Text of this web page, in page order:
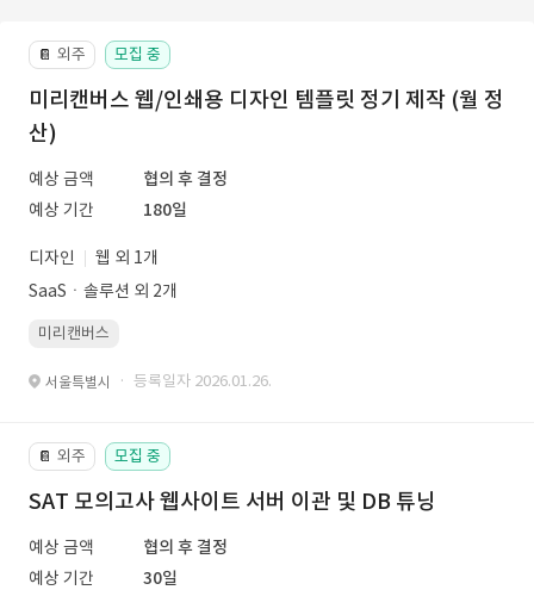
📔 외주 모집 중
미리캔버스 웹/인쇄용 디자인 템플릿 정기 제작 (월 정
산)
예상 금액
협의 후 결정
예상 기간
180일
디자인
웹 외 1개
SaaSㆍ솔루션 외 2개
미리캔버스
서울특별시 · 등록일자 2026.01.26.
📔 외주 모집 중
SAT 모의고사 웹사이트 서버 이관 및 DB 튜닝
예상 금액
협의 후 결정
예상 기간
30일